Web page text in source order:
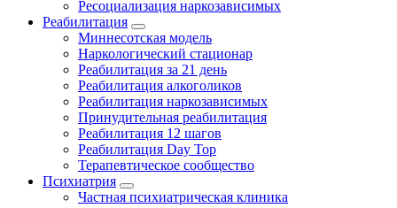
Ресоциализация наркозависимых
Реабилитация
Миннесотская модель
Наркологический стационар
Реабилитация за 21 день
Реабилитация алкоголиков
Реабилитация наркозависимых
Принудительная реабилитация
Реабилитация 12 шагов
Реабилитация Day Top
Терапевтическое сообщество
Психиатрия
Частная психиатрическая клиника